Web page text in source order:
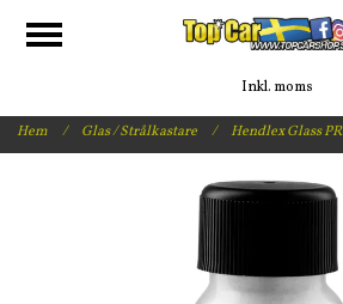
Inkl. moms
Hem / Glas / Strålkastare / Hendlex Glass